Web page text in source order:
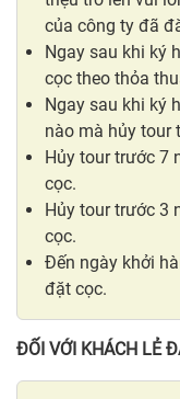
của công ty đã
Ngay sau khi ký
cọc theo thỏa
Ngay sau khi ký
nào mà hủy tour
Hủy tour trước 7
cọc.
Hủy tour trước 3
cọc.
Đến ngày khởi
đặt cọc.
ĐỐI VỚI KHÁCH LẺ